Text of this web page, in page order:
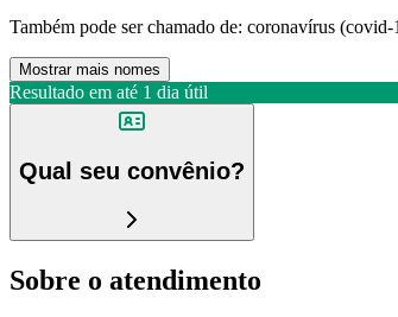
Também pode ser chamado de: coronavírus (covid-
Mostrar mais nomes
Resultado em até 1 dia útil
Qual seu convênio?
Sobre o atendimento